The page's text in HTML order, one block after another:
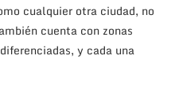
cualquier otra ciudad, no
cuenta con zonas
y cada una